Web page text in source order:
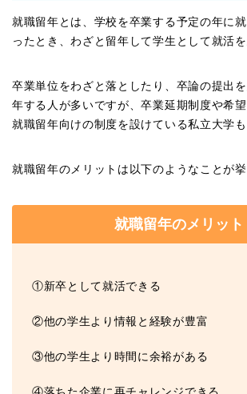
就職留年とは、学校を卒業する予定の年に
ったとき、わざと留年して学生として就活を
卒業単位をわざと落としたり、卒論の提出
年する人が多いですが、卒業延期制度や希
就職留年向けの制度を設けている私立大学も
就職留年のメリットは以下のようなことが挙
就職留年のメリット
①新卒として就活できる
②他の学生より情報と経験が豊富
③他の学生より時間に余裕がある